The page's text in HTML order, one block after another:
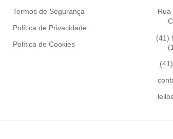
Termos de Segurança
Política de Privacidade
Política de Cookies
Rua
(41)
(41)